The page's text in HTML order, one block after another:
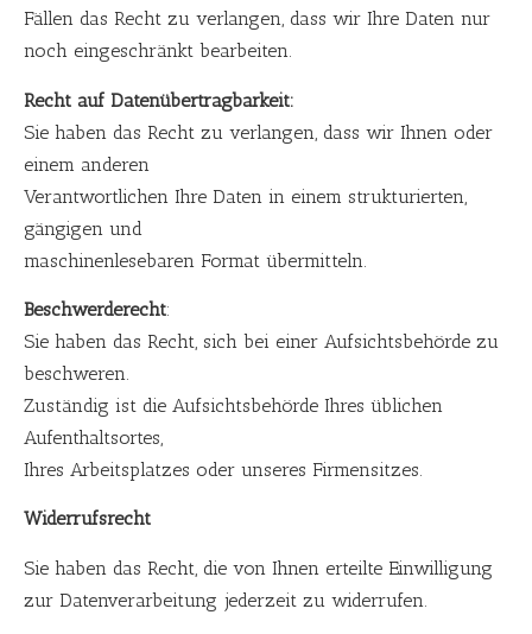
Fällen das Recht zu verlangen, dass wir Ihre Daten nur
noch eingeschränkt bearbeiten.
Recht auf Datenübertragbarkeit:
Sie haben das Recht zu verlangen, dass wir Ihnen oder
einem anderen
Verantwortlichen Ihre Daten in einem strukturierten,
gängigen und
maschinenlesebaren Format übermitteln.
Beschwerderecht:
Sie haben das Recht, sich bei einer Aufsichtsbehörde zu
beschweren.
Zuständig ist die Aufsichtsbehörde Ihres üblichen
Aufenthaltsortes,
Ihres Arbeitsplatzes oder unseres Firmensitzes.
Widerrufsrecht
Sie haben das Recht, die von Ihnen erteilte Einwilligung
zur Datenverarbeitung jederzeit zu widerrufen.